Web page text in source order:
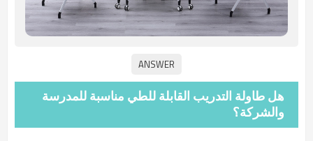
هل طاولة التدريب القابلة للطي مناسبة للمدرسة
والشركة؟